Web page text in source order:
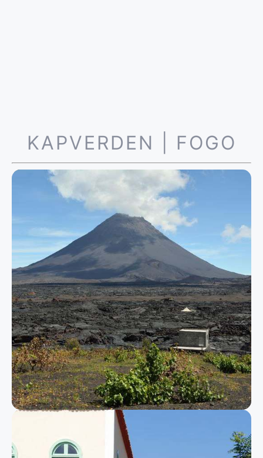
KAPVERDEN | FOGO